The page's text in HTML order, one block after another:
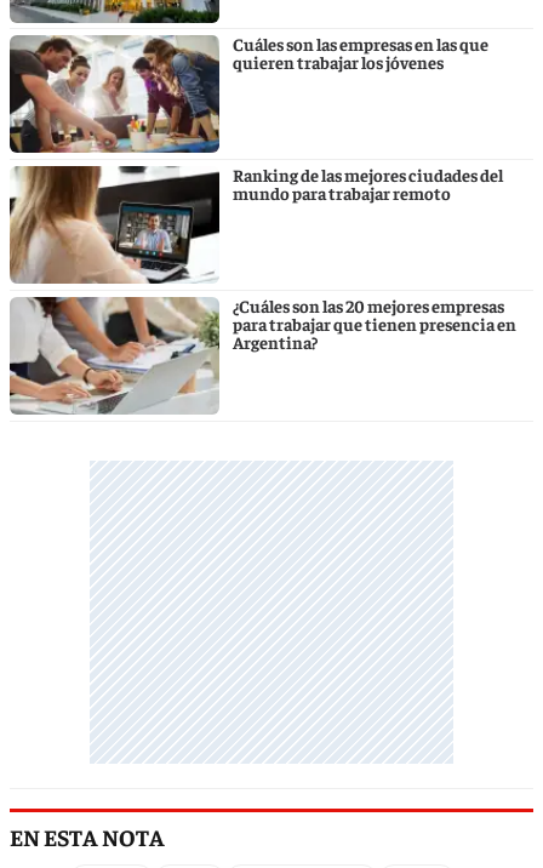
Cuáles son las empresas en las que
quieren trabajar los jóvenes
Ranking de las mejores ciudades del
mundo para trabajar remoto
¿Cuáles son las 20 mejores empresas
para trabajar que tienen presencia en
Argentina?
EN ESTA NOTA